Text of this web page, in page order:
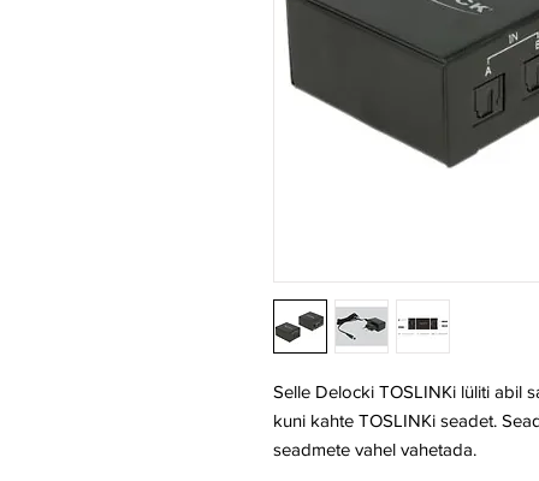
Selle Delocki TOSLINKi lüliti abil
kuni kahte TOSLINKi seadet.
seadmete vahel vahetada.